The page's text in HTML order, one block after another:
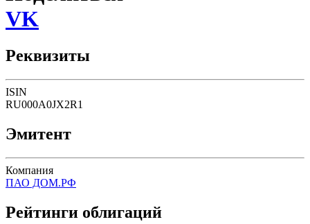
VK
Реквизиты
ISIN
RU000A0JX2R1
Эмитент
Компания
ПАО ДОМ.РФ
Рейтинги облигаций